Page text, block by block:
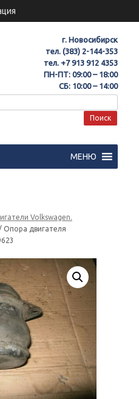
г. Новосибирск
тел. (383) 2-144-353
тел. +7 913 912 4353
ПН-ПТ: 09:00 – 18:00
СБ: 10:00 – 14:00
Поиск
МЕНЮ
Volkswagen.
Опора двигателя